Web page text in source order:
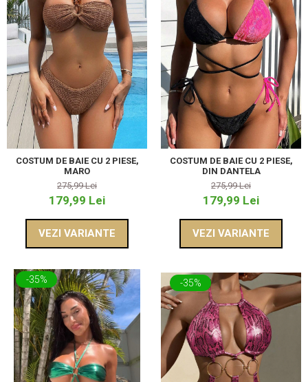
COSTUM DE BAIE CU 2 PIESE,
MARO
275,99 Lei
179,99 Lei
VEZI VARIANTE
COSTUM DE BAIE CU 2 PIESE,
DIN DANTELA
275,99 Lei
179,99 Lei
VEZI VARIANTE
-35% -35%